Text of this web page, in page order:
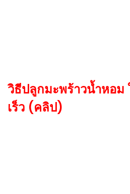
วิธีปลูกมะพร้าวน้ำหอม
เร็ว (คลิป)